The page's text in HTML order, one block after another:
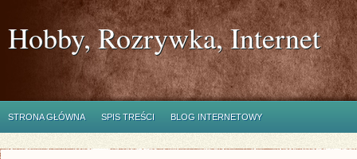
Hobby, Rozrywka, Internet
STRONA GŁÓWNA SPIS TREŚCI BLOG INTERNETOWY